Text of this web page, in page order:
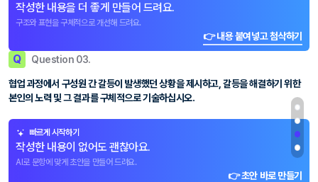
작성한 내용을 더 좋게 만들어 드려요.
구조와 표현을 구체적으로 개선해 드려요.
👉 내용 붙여넣고 첨삭하기
Q Question 03.
협업 과정에서 구성원 간 갈등이 발생했던 상황을 제시하고, 갈등을 해결하기 위한
본인의 노력 및 그 결과를 구체적으로 기술하십시오.
빠르게 시작하기
작성한 내용이 없어도 괜찮아요.
AI로 문항에 맞게 초안을 만들어 드려요.
👉 초안 바로 만들기